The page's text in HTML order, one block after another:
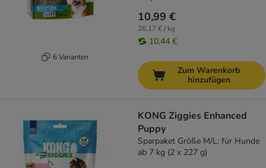
6 Varianten
10,99 €
26,17 € / kg
10,44 €
Zum Warenkorb
hinzufügen
KONG Ziggies Enhanced
Puppy
Sparpaket Größe M/L: für Hunde
ab 7 kg (2 x 227 g)